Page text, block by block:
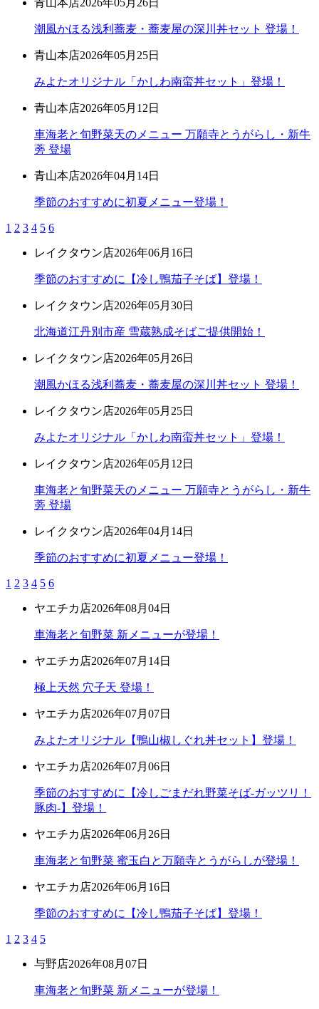
潮風かほる浅利蕎麦・蕎麦屋の深川丼セット 登場！
青山本店2026年05月25日
みよたオリジナル「かしわ南蛮丼セット」登場！
青山本店2026年05月12日
車海老と旬野菜天のメニュー 万願寺とうがらし・新牛
蒡 登場
青山本店2026年04月14日
季節のおすすめに初夏メニュー登場！
1 2 3 4 5 6
レイクタウン店2026年06月16日
季節のおすすめに【冷し鴨茄子そば】登場！
レイクタウン店2026年05月30日
北海道江丹別市産 雪蔵熟成そばご提供開始！
レイクタウン店2026年05月26日
潮風かほる浅利蕎麦・蕎麦屋の深川丼セット 登場！
レイクタウン店2026年05月25日
みよたオリジナル「かしわ南蛮丼セット」登場！
レイクタウン店2026年05月12日
車海老と旬野菜天のメニュー 万願寺とうがらし・新牛
蒡 登場
レイクタウン店2026年04月14日
季節のおすすめに初夏メニュー登場！
1 2 3 4 5 6
ヤエチカ店2026年08月04日
車海老と旬野菜 新メニューが登場！
ヤエチカ店2026年07月14日
極上天然 穴子天 登場！
ヤエチカ店2026年07月07日
みよたオリジナル【鴨山椒しぐれ丼セット】登場！
ヤエチカ店2026年07月06日
季節のおすすめに【冷しごまだれ野菜そば-ガッツリ！
豚肉-】登場！
ヤエチカ店2026年06月26日
車海老と旬野菜 蜜玉白と万願寺とうがらしが登場！
ヤエチカ店2026年06月16日
季節のおすすめに【冷し鴨茄子そば】登場！
1 2 3 4 5
与野店2026年08月07日
車海老と旬野菜 新メニューが登場！